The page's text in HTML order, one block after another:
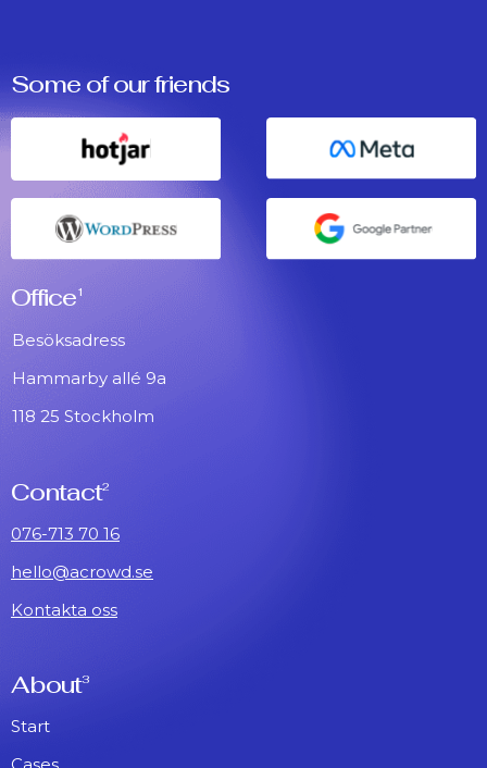
Some of our friends
Office1
Besöksadress
Hammarby allé 9a
118 25 Stockholm
Contact2
076-713 70 16
hello@acrowd.se
Kontakta oss
About3
Start